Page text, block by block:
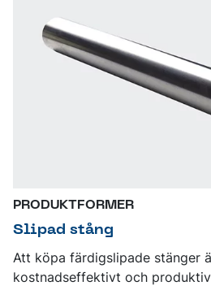
PRODUKTFORMER
Slipad stång
Att köpa färdigslipade stänger
kostnadseffektivt och